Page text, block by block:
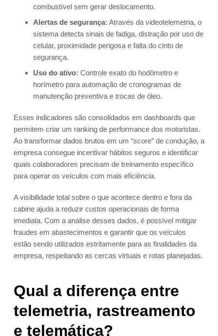
combustível sem gerar deslocamento.
Alertas de segurança: Através da videotelemetria, o
sistema detecta sinais de fadiga, distração por uso de
celular, proximidade perigosa e falta do cinto de
segurança.
Uso do ativo: Controle exato do hodômetro e
horímetro para automação de cronogramas de
manutenção preventiva e trocas de óleo.
Esses indicadores são consolidados em dashboards que
permitem criar um ranking de performance dos motoristas.
Ao transformar dados brutos em um “score” de condução, a
empresa consegue incentivar hábitos seguros e identificar
quais colaboradores precisam de treinamento específico
para operar os veículos com mais eficiência.
A visibilidade total sobre o que acontece dentro e fora da
cabine ajuda a reduzir custos operacionais de forma
imediata. Com a análise desses dados, é possível mitigar
fraudes em abastecimentos e garantir que os veículos
estão sendo utilizados estritamente para as finalidades da
empresa, respeitando as cercas virtuais e rotas planejadas.
Qual a diferença entre
telemetria, rastreamento
e telemática?